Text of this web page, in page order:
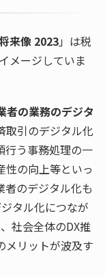
来像 2023」は税
メージしていま
者の業務のデジタ
取引のデジタル化
行う事務処理の一
性の向上等といっ
者のデジタル化も
タル化につなが
社会全体のDX推
メリットが波及す